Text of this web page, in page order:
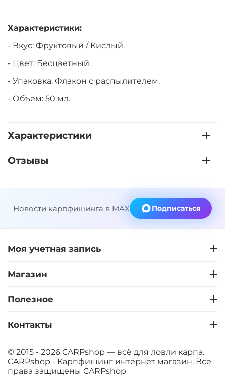
Характеристики:
- Вкус: Фруктовый / Кислый.
- Цвет: Бесцветный.
- Упаковка: Флакон с распылителем.
- Объем: 50 мл.
Характеристики
Отзывы
Новости карпфишинга в MAX Подписаться
Моя учетная запись
Магазин
Полезное
Контакты
© 2015 - 2026 CARPshop — всё для ловли карпа.
CARPshop - Карпфишинг интернет магазин. Все
права защищены CARPshop